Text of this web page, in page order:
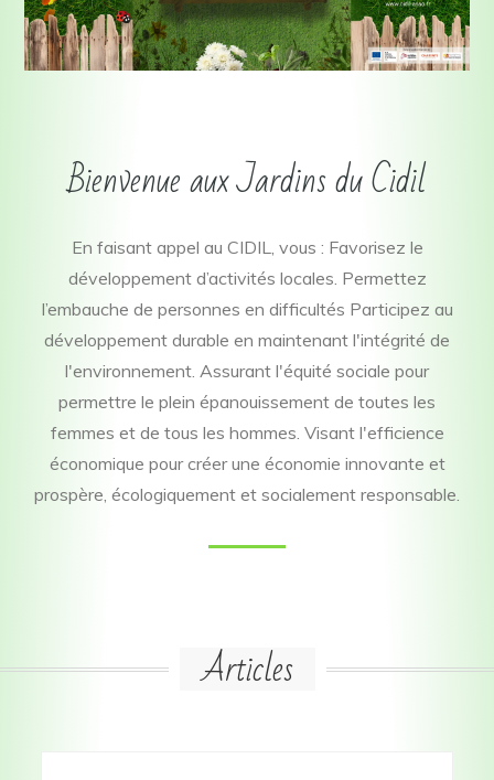
Bienvenue aux Jardins du Cidil
En faisant appel au CIDIL, vous : Favorisez le
développement d’activités locales. Permettez
l’embauche de personnes en difficultés Participez au
développement durable en maintenant l'intégrité de
l'environnement. Assurant l'équité sociale pour
permettre le plein épanouissement de toutes les
femmes et de tous les hommes. Visant l'efficience
économique pour créer une économie innovante et
prospère, écologiquement et socialement responsable.
Articles